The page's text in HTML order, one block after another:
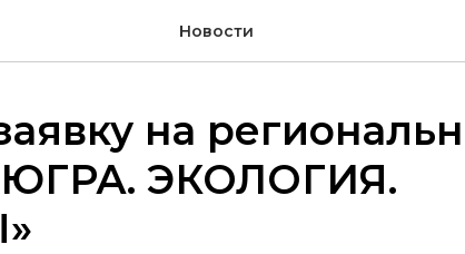
Новости
на
ЭКОЛОГИЯ.